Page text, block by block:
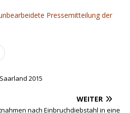
Pressemitteilung der
2015
WEITER
nach Einbruchdiebstahl in eine